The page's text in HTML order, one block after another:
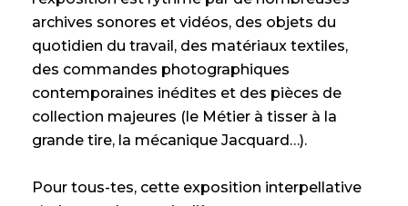
archives sonores et vidéos, des objets du
quotidien du travail, des matériaux textiles,
des commandes photographiques
contemporaines inédites et des pièces de
collection majeures (le Métier à tisser à la
grande tire, la mécanique Jacquard…).
Pour tous-tes, cette exposition interpellative